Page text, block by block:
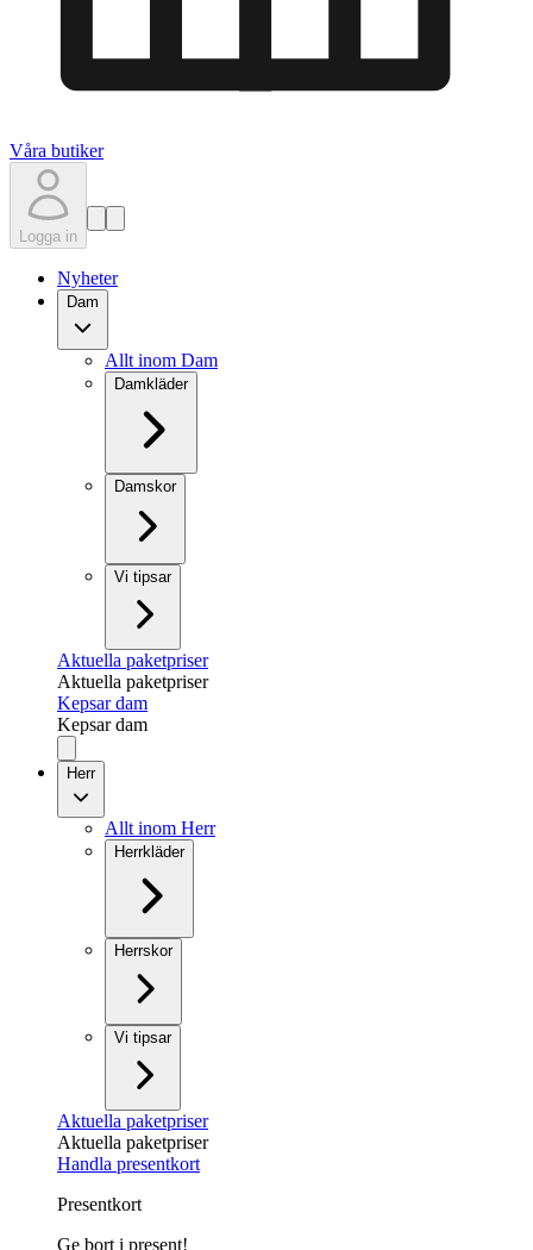
Våra butiker
Logga in
Nyheter
Dam
Allt inom Dam
Damkläder
Damskor
Vi tipsar
Aktuella paketpriser
Aktuella paketpriser
Kepsar dam
Kepsar dam
Herr
Allt inom Herr
Herrkläder
Herrskor
Vi tipsar
Aktuella paketpriser
Aktuella paketpriser
Handla presentkort
Presentkort
Ge bort i present!